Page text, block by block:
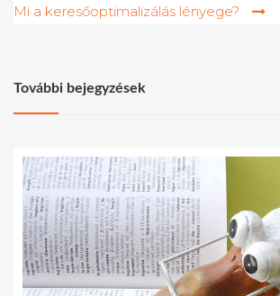
Mi a keresőoptimalizálás lényege?
További bejegyzések